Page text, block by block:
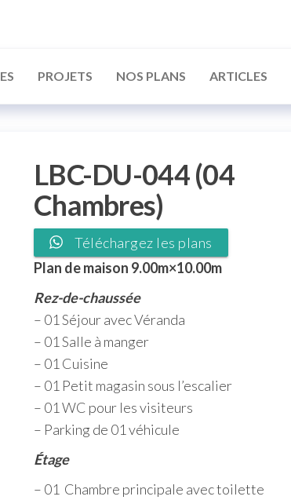
PROJETS NOS PLANS ARTICLES
LBC-DU-044 (04
Chambres)
Téléchargez les plans
Plan de maison 9.00m×10.00m
Rez-de-chaussée
– 01 Séjour avec Véranda
– 01 Salle à manger
– 01 Cuisine
– 01 Petit magasin sous l’escalier
– 01 WC pour les visiteurs
– Parking de 01 véhicule
Étage
– 01 Chambre principale avec toilette